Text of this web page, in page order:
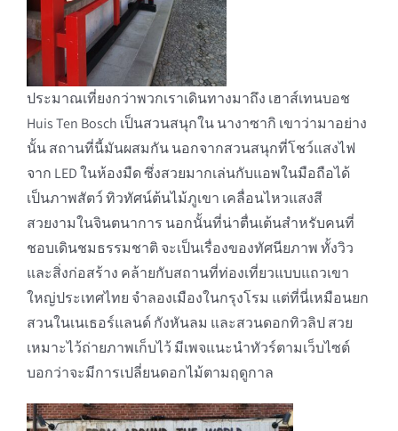
ประมาณเที่ยงกว่าพวกเราเดินทางมาถึง เฮาส์เทนบอช
Huis Ten Bosch เป็นสวนสนุกใน นางาซากิ เขาว่ามาอย่าง
นั้น สถานที่นี้มันผสมกัน นอกจากสวนสนุกที่โชว์แสงไฟ
จาก LED ในห้องมืด ซึ่งสวยมากเล่นกับแอพในมือถือได้
เป็นภาพสัตว์ ทิวทัศน์ต้นไม้ภูเขา เคลื่อนไหวแสงสี
สวยงามในจินตนาการ นอกนั้นที่น่าตื่นเต้นสำหรับคนที่
ชอบเดินชมธรรมชาติ จะเป็นเรื่องของทัศนียภาพ ทั้งวิว
และสิ่งก่อสร้าง คล้ายกับสถานที่ท่องเที่ยวแบบแถวเขา
ใหญ่ประเทศไทย จำลองเมืองในกรุงโรม แต่ที่นี่เหมือนยก
สวนในเนเธอร์แลนด์ กังหันลม และสวนดอกทิวลิป สวย
เหมาะไว้ถ่ายภาพเก็บไว้ มีเพจแนะนำทัวร์ตามเว็บไซต์
บอกว่าจะมีการเปลี่ยนดอกไม้ตามฤดูกาล